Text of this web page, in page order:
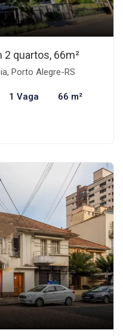
2 quartos, 66m²
Porto Alegre-RS
1 Vaga 66 m²